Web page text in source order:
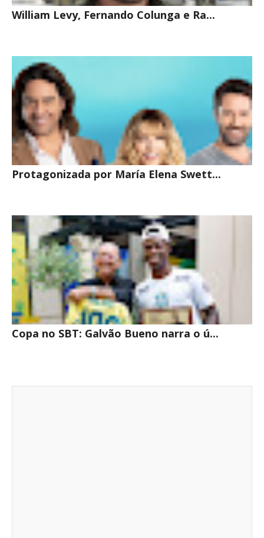
William Levy, Fernando Colunga e Ra...
Protagonizada por María Elena Swett...
Copa no SBT: Galvão Bueno narra o ú...